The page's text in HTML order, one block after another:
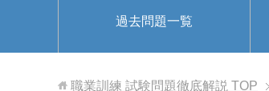
過去問題一覧
職業訓練 試験問題徹底解説 TOP